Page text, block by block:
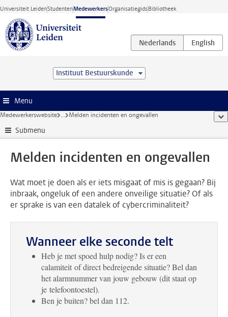
Ga direct naar de inhoud
Universiteit LeidenStudentenMedewerkersOrganisatiegidsBibliotheek
Instituut Bestuurskunde
Menu
Medewerkerswebsite ... Melden incidenten en ongevallen
Submenu
Melden incidenten en ongevallen
Wat moet je doen als er iets misgaat of mis is gegaan? Bij
inbraak, ongeluk of een andere onveilige situatie? Of als
er sprake is van een datalek of cybercriminaliteit?
Wanneer elke seconde telt
Heb je met spoed hulp nodig? Is er een
calamiteit of direct bedreigende situatie? Bel dan
het alarmnummer van jouw gebouw (dit staat op
je telefoontoestel).
Ben je buiten? bel dan 112.